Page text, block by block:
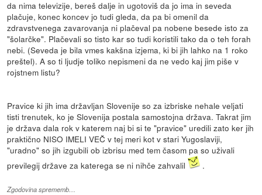
da nima televizije, bereš dalje in ugotoviš da jo ima in seveda
plačuje, konec koncev jo tudi gleda, da pa bi omenil da
zdravstvenega zavarovanja ni plačeval pa nobene besede isto za
"šolarčke". Plačevali so tisto kar so tudi koristili tako da o teh forah
nebi. (Seveda je bila vmes kakšna izjema, ki bi jih lahko na 1 roko
preštel). A so ti ljudje toliko nepismeni da ne vedo kaj jim piše v
rojstnem listu?
Pravice ki jih ima državljan Slovenije so za izbriske nehale veljati
tisti trenutek, ko je Slovenija postala samostojna država. Takrat jim
je država dala rok v katerem naj bi si te "pravice" uredili zato ker jih
praktično NISO IMELI VEČ v tej meri kot v stari Yugoslaviji,
"uradno" so jih izgubili ob izbrisu med tem časom pa so uživali
previlegij države za katerega se ni nihče zahvalil
.
Zgodovina sprememb…